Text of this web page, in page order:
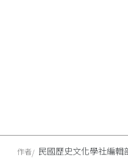
作者 民國歷史文化學社編輯